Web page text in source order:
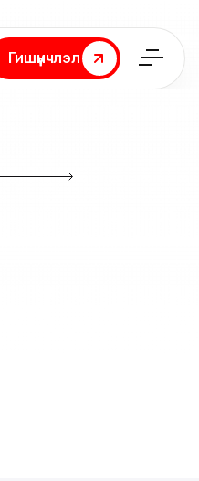
Гишүүнчлэл
Гишүүнчлэл